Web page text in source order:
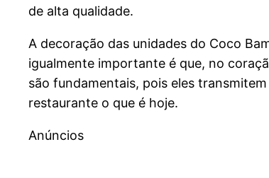
de alta qualidade.
A decoração das unidades do Coco
igualmente importante é que, no
são fundamentais, pois eles
restaurante o que é hoje.
Anúncios